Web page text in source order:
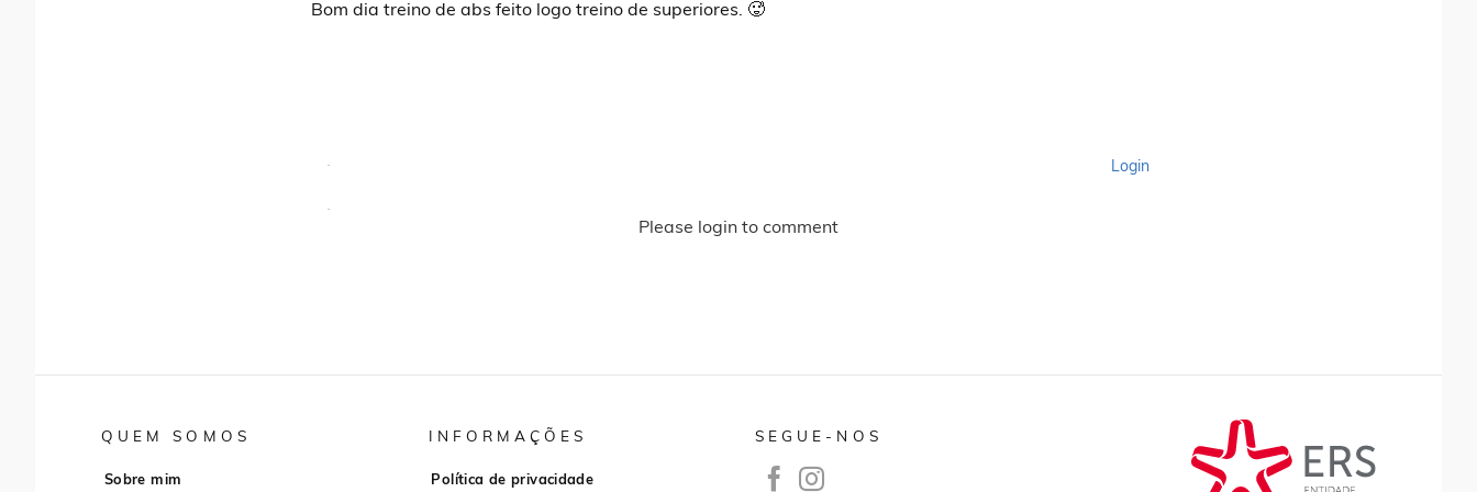
Bom dia treino de abs feito logo treino de superiores. 🥵
Login
Please login to comment
QUEM SOMOS
Sobre mim
INFORMAÇÕES
Política de privacidade
SEGUE-NOS